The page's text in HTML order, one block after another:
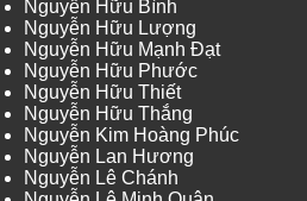
Nguyễn Hữu Bình
Nguyễn Hữu Lượng
Nguyễn Hữu Mạnh Đạt
Nguyễn Hữu Phước
Nguyễn Hữu Thiết
Nguyễn Hữu Thắng
Nguyễn Kim Hoàng Phúc
Nguyễn Lan Hương
Nguyễn Lê Chánh